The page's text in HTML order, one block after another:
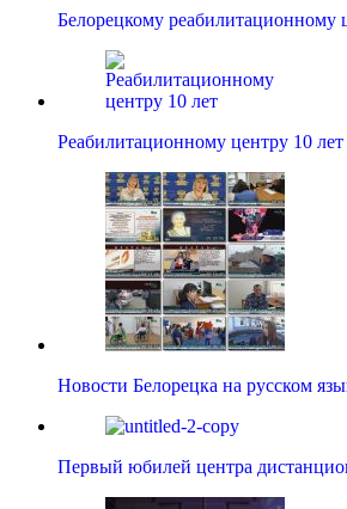
Белорецкому реабилитационному
Реабилитационному центру 10 лет
Новости Белорецка на русском
Первый юбилей центра